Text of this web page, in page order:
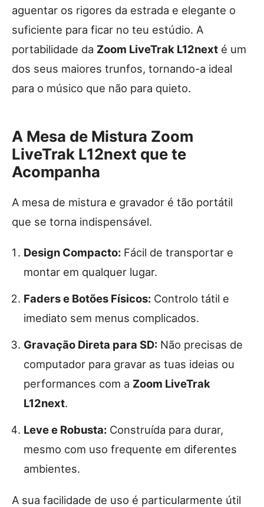
aguentar os rigores da estrada e elegante o
suficiente para ficar no teu estúdio. A
portabilidade da Zoom LiveTrak L12next é um
dos seus maiores trunfos, tornando-a ideal
para o músico que não para quieto.
A Mesa de Mistura Zoom
LiveTrak L12next que te
Acompanha
A mesa de mistura e gravador é tão portátil
que se torna indispensável.
Design Compacto: Fácil de transportar e
montar em qualquer lugar.
Faders e Botões Físicos: Controlo tátil e
imediato sem menus complicados.
Gravação Direta para SD: Não precisas de
computador para gravar as tuas ideias ou
performances com a Zoom LiveTrak
L12next.
Leve e Robusta: Construída para durar,
mesmo com uso frequente em diferentes
ambientes.
A sua facilidade de uso é particularmente útil